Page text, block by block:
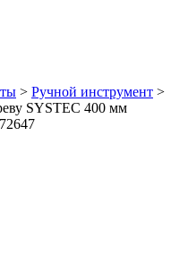
> Ручной инструмент >
SYSTEC 400 мм